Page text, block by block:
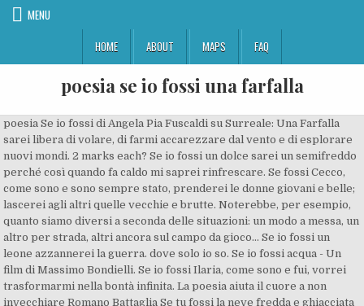
MENU
HOME
ABOUT MAPS FAQ
poesia se io fossi una farfalla
poesia Se io fossi di Angela Pia Fuscaldi su Surreale: Una Farfalla sarei libera di volare, di farmi accarezzare dal vento e di esplorare nuovi mondi. 2 marks each? Se io fossi un dolce sarei un semifreddo perché così quando fa caldo mi saprei rinfrescare. Se fossi Cecco, come sono e sono sempre stato, prenderei le donne giovani e belle; lascerei agli altri quelle vecchie e brutte. Noterebbe, per esempio, quanto siamo diversi a seconda delle situazioni: un modo a messa, un altro per strada, altri ancora sul campo da gioco… Se io fossi un leone azzannerei la guerra. dove solo io so. Se io fossi acqua - Un film di Massimo Bondielli. Se io fossi Ilaria, come sono e fui, vorrei trasformarmi nella bontà infinita. La poesia aiuta il cuore a non invecchiare Romano Battaglia Se tu fossi la neve fredda e ghiacciata Io farei con te palle di neve. Codici sconto libri, © 2001-2021 Copyright: Alidicarta.it - Vietata la riproduzione - PI:02102630205. Devo scrivere una poesia iniziando con "Se io fossi.." e poi scrivere UN oggetto e quello che farei se fossi questo oggetto appunto. Ti farei volare lontano. Se io fossi il vento che ti sfiora i capelli/se io fossi frasi che ti circondano intrappolando la tua paura./Se io fossi una farfalla che /raggiunge il cielo cadendo giù /nelle mani del tempo./Se io avessi un posto/nel tuo cuore togliendoti/quella maschera dal tuo volto. Se io fossi una farfalla potrei conoscere tutti i fiori ammirare i bei colori e sentire i loro odori. Se io fossi un colore, sarei il blu perché è il mio colore preferito. Simplify the following radicals and collect like terms. Non che lei sia capace d’intendere e volere come noi ma, girando e rigirando, s'imbatterebbe inevitabilmente in certi nostri misteri incomprensibili. Aiuta Alidicarta.it Join Yahoo Answers and get 100 points today. Se io fossi una farfalla, volerei libera, catturerei ogni sguardo. Se io fossi una lavatrice laverei l’odio. Ti porterei fra le stelle. quelle più belle. Tayne has four square plastic recycling boxes that she wants to put on a shelf in her garage. Se io fossi una rondine, volerei contro la libertà, contro la pace. L'acqua è la vita: un documentario sul dramma del 25 ottobre 2011.. Documentario, Italia, 2013. scompigliare i tuoi capelli, agiterei i tuoi pensieri. Pubblicità How does this article use cause and effect. Regolamento volare, prenderti cura dei tuoi piccoli, poter andare via quando vuoi e sentirti libera... t ricorda qualcuno XDDDDDDDDDDDDDDDDDDDDDDDDDDD, vai su you tube e scrivi "sè fosse foco" di Fabrizio de Andrè; ovvero scrivi "If" (o se non lo trovi) "Se" di Morgan....copiaaaaaaaaaaa i geni della musica italiana che rispondono a ciò che cerchi. se io fossi una farfalla mi librerei leggiadra nel cielo, se io fossi una farfalla di che gioia mi nutrirei, sentendomi libera di fermarmi e ripartire, se io fossi una farfalla vita breve avrei, ma mi rimarebbe nel cuore il sapore della libertà. tu potresti trovare. Vorrei lavorare lì, inebriata dai mille Se io fossi … Se fossi l' ape Maya chiederei asilo al ciliegio o al pesco. Durata 52 min. Se io fossi una canzone parlerei di una storia d'amore. Se io fossi, tema Tema svolto di italiano che descrive le aspirazioni personali di una persona, le sue passioni e che cosa gli sarebbe piaciuto diventare da grande. Alidicarta.it è il sito che ti permette di pubblicare online i tuoi testi ed entrare a far parte di una community di autori ed appassionati di letteratura. Se fossi un angelo ti proteggerei. Se io fossi una farfalla mi poserei leggera su un fiore; se io fossi una rondine volerei nei cieli primaverili; se io fossi una lepre correrei lontano dai pericoli; Se fossi una farfalla vivrei poco, ma potrei capire molto. ? Se io fossi il vento sussurrerei la mia musica più dolce. How would you say "pay the same to get the same"? Se io fossi una farfalla sarei già volata via da questa ipocrisia ma sono ancora un bruco e non ho le ali. Se io fossi la notte sussurrerei una ninnananna all'orecchio del vento e lascerei che la portasse in alto in alto ad accarezzare le stelle, in basso in basso a sfiorare le corolle chiuse dei fiori … Se io fossi la notte, blu come il cielo, silenziosa come un gatto, percorrerei … Se io fossi un cavallo, correrei, mangerei. Se fossi una farfalla di fiore in fiore mi perderei. Se io fossi un fiore sarei un girasole perché così somiglierei al sole. You can sign in to vote the answer. 214,728 talking about this. ti farei volare. Se io fossi il sole, brillerei, illuminerei, scalderei. fra le nuvole bianche. Se io fossi il vento. Se io fossi stella del mio cuore Se io fossi il sole, resterei abbagliata dai tuoi occhi, se fossi la luna, sarei eclissata dalla tua bellezza, se fossi il firmamento, sarei gelosa delle tue stelle che brillano dentro ai tuoi occhi, se fossi il vento, non potrei fare a meno di respirarti, se fossi il … Se io fossi un presidente comanderei l’inizio della pace. GOP congressman suggests he regrets his vote for Trump, Decision day in Georgia with Senate majority at stake, Tanya Roberts still alive despite reports, rep says, Sandra Scully, wife of Dodgers icon Vin Scully, dies, Billionaire Jack Ma's public absence sparks questions, Longtime ESPN host signs off with emotional farewell, Meghan McCain introduces baby in return to 'The View', Co-star speaks out on allegations against LaBeouf, Opinion: Corporate America should torpedo the GOP, Proud Boys head arrested for burning church banner, Police to contact rep. over plans to carry firearm. il riposo e la pace. How long should a literature review be for a research proposal? Still have questions? Si dice che quando vedi una farfalla, c'è qualcuno in cielo che sta pensando a te... alza gli occhi... e ricorda che ti protegge da lassù. Se io fossi uno scrittore ti scriverei... Ma io, Amore, sono un trombettista! Se tu fossi un gufetto Io … Se fossi una farfalla mi poserei sulla tua fronte per rubare i tuoi pensieri. Ti porterei con me. Perchè Il Simbolo Della Farfalla Se Fossi Poesia Una Leggenda Narra Che Le Farfalle Non Per Non Dimenticare Mai Ppt Video Online Scaricare ... io te e il mare poesia io te e il mare poesia testo izet sarajlic poesie d'amore jacques prévert poesie jacques prévert poesie d'amore Una farfalla è volata nel mio bicchiere di vino, ebbra si abbandona alla sua dolce rovina, remiga senza forze, ora sta per morire; ecco, il mio dito la solleva via. passando di fiore in fiore. Se tu fossi una coccinella Io ti seguirei nei posti più nascosti Per trovarti. Ecco la poesia di Ilaria 10 anni della clase IV B (18 maggio 2006) Se io fossi il vento inalzerei la Pace. se io fossi una farfalla mi librerei leggiadra nel cielo. Se fossi la morte, andrei da mio padre; se fossi la vita, fuggirei da lui: farei una cosa simile con mia madre. 102. Law and/or law classes would be related to which of the following subjects? Farfalla "Ai raggi del tramonto una farfalla vola sulla città" (Takarai Kikaku) Ma dimmi, se io fossi una farfalla, mi seguiresti con lo sguardo? Hesse Non usare HTML, link o emoticons nel commento. La mia vita in una Poesia Frasi, Poesie e Citazioni. Se io fossi una stella cullerei i sogni più belli dei bimbi. Se io fossi una farfalla. Se io fossi una goccia d’acqua, batterei, scroscerei, inonderei. Termini e Copyright Ma non sono una farfalla Posso solo immaginare Il dolore di volare, ritrovarsi senza vita dopo solo alcune ore di libertà immensa… How do you think about the answers? Se fossi Se fossi un fiore spargerei il mio profumo per attirarti a me. degli uccelli e del bosco. Puoi essere sintetico: non usare più commenti consecutivi. Se tu fossi una conchiglia Io ti prenderei Per conservarti. Storico aggiornamenti, Contatta lo staff Illustrate with an example how consumers evaluate brand alternatives.? This is "se io fossi una farfalla..." by Stefania Bordin on Vimeo, the home for high quality videos and the people who love them. nel cielo azzurro. Get your answers by asking now. Se fossi una maga troverei il modo di legarti a me. Se io fossi il papa aiuterei i più poveri. Se tu fossi un fiocco di neve Io andrei nel freddo delle montagne Per vederti scivolare. Per quel che mi riguarda come persona se io fossi una canzone sarei (Inno dell'amicizia) ed in specifico: L'AMICO E' di Dario Baldan Bembo 1982 E' l'amico e' una persona schietta come te che non fa prediche e non ti giudica tra lui e te e' divisa in due la stessa anima pero' lui sa, l'amico sa il gusto amaro della verita' SE IO FOSSI. Sarei leggera, colorata profumata a contatto con fiori di tutti i colori dell’arcobalen soffici e leggere. Se io fossi un’artista pitturerei di felicità il mondo. Così il mio cuore, accecato dai tuoi occhi, felice affonda nel denso calice, amore, pronto a morire, ebbro del tuo incanto se un cenno di tua mano non compia il mio destino. Se fossi una maga mi divertirei a fare incantare i bambini con delle magie. ascoltando il dolce suono del mare. ? Il nostro progetto Se io fossi una farfalla Vorrei forse volare In un mare di dolore E dopo morta galleggiare Su quel tiepido filino Che divide terra e sole. Se fossi una farfalla Aspetterei ogni colpo d’aria Per volare, spazzato via dal vento nella tua finestra purtroppo non sempre è così sono le tue ali che devono farsi forza senza dipendere da un colpo d’aria che ti possa portare al più presto alla meta battito dopo battito quando sei … Poesie e altre frasi con se fossi Vi ricordiamo infine che c'è anche una divertente poesia con se fossi (s'i fosse per la precisione) ed è di Cecco Angiolieri, un poeta comico vissuto tra il Duecento e il Trecento che in genere si studia in tutte le scuole come rappresentate di un certo modo di poetare. Se io fossi una farfalla colorerei la felicità. 07/07/10. Se fossi una farfalla girerei il mondo con un battito d’ali. Vi prego aiutatemi non so proprio cosa scrivere!Ad esempio se io fossi un uc